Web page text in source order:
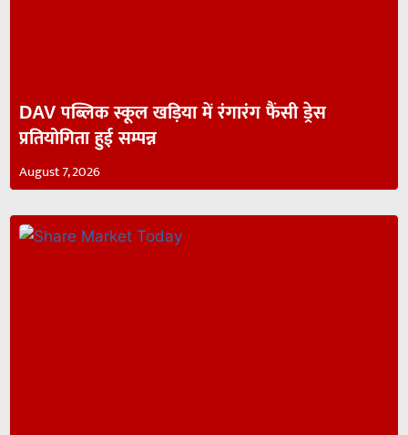
DAV पब्लिक स्कूल खड़िया में रंगारंग फैंसी ड्रेस
प्रतियोगिता हुई सम्पन्न
August 7, 2026